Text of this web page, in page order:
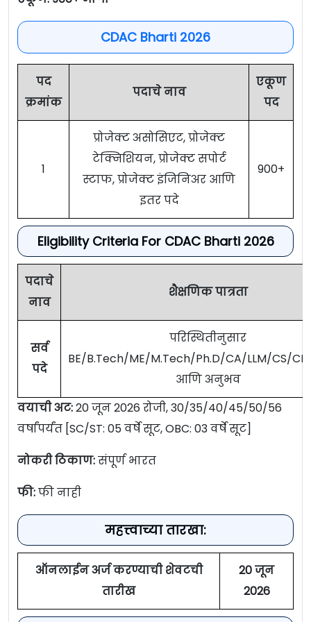
CDAC Bharti 2026
पद
क्रमांक
पदाचे नाव
एकूण
पद
1
प्रोजेक्ट असोसिएट, प्रोजेक्ट
टेक्निशियन, प्रोजेक्ट सपोर्ट
स्टाफ, प्रोजेक्ट इंजिनिअर आणि
इतर पदे
900+
Eligibility Criteria For CDAC Bharti 2026
पदाचे
नाव
शैक्षणिक पात्रता
सर्व
पदे
परिस्थितीनुसार
BE/B.Tech/ME/M.Tech/Ph.D/CA/LLM/CS/
आणि अनुभव
वयाची अट:20 जून 2026 रोजी, 30/35/40/45/50/56
वर्षांपर्यंत [SC/ST: 05 वर्षे सूट, OBC: 03 वर्षे सूट]
नोकरी ठिकाण:संपूर्ण भारत
फी:फी नाही
महत्त्वाच्या तारखा:
ऑनलाईन अर्ज करण्याची शेवटची
तारीख
20 जून
2026